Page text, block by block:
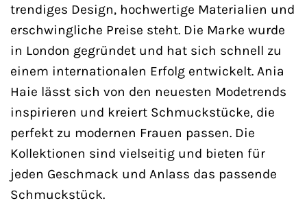
trendiges Design, hochwertige Materialien und
erschwingliche Preise steht. Die Marke wurde
in London gegründet und hat sich schnell zu
einem internationalen Erfolg entwickelt. Ania
Haie lässt sich von den neuesten Modetrends
inspirieren und kreiert Schmuckstücke, die
perfekt zu modernen Frauen passen. Die
Kollektionen sind vielseitig und bieten für
jeden Geschmack und Anlass das passende
Schmuckstück.